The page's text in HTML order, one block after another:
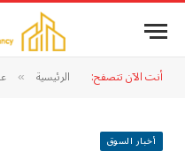
أنت الآن تتصفح: الرئيسية »
أخبار السوق